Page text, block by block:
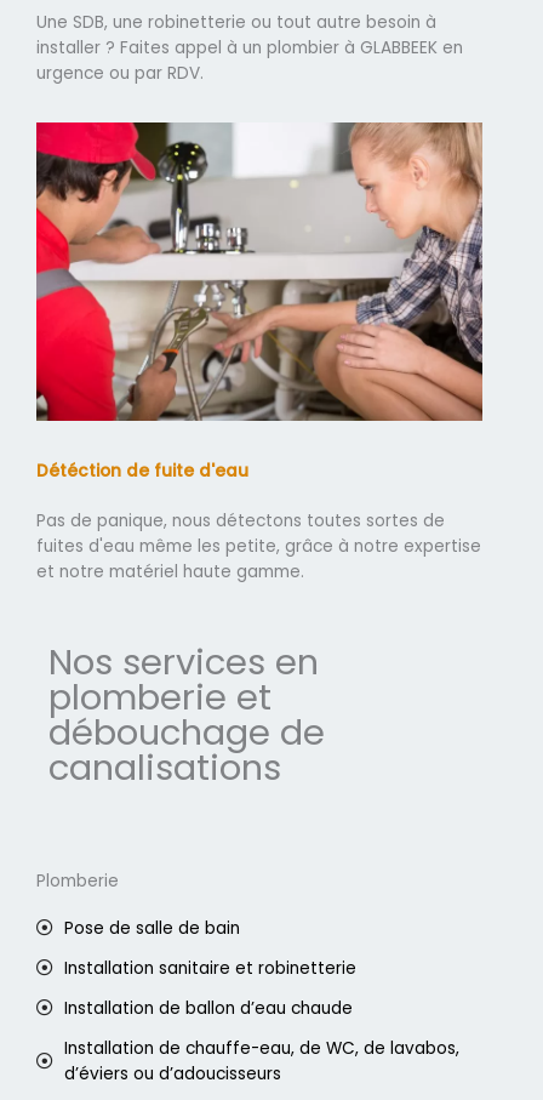
Une SDB, une robinetterie ou tout autre besoin à
installer ? Faites appel à un plombier à GLABBEEK en
urgence ou par RDV.
Détéction de fuite d'eau
Pas de panique, nous détectons toutes sortes de
fuites d'eau même les petite, grâce à notre expertise
et notre matériel haute gamme.
Nos services en
plomberie et
débouchage de
canalisations
Plomberie
Pose de salle de bain
Installation sanitaire et robinetterie
Installation de ballon d’eau chaude
Installation de chauffe-eau, de WC, de lavabos,
d’éviers ou d’adoucisseurs